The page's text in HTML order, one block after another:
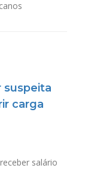
suspeita
carga
salário